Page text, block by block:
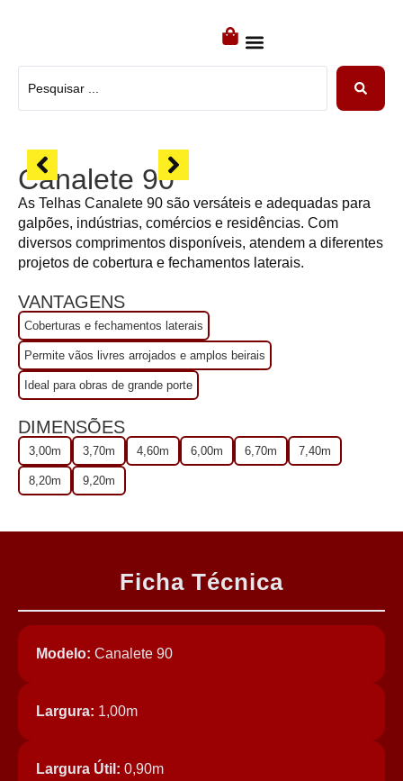
Canalete 90
As Telhas Canalete 90 são versáteis e adequadas para
galpões, indústrias, comércios e residências. Com
diversos comprimentos disponíveis, atendem a diferentes
projetos de cobertura e fechamentos laterais.
VANTAGENS
Coberturas e fechamentos laterais
Permite vãos livres arrojados e amplos beirais
Ideal para obras de grande porte
DIMENSÕES
3,00m 3,70m 4,60m 6,00m 6,70m 7,40m
8,20m 9,20m
Ficha Técnica
Modelo: Canalete 90
Largura: 1,00m
Largura Útil: 0,90m